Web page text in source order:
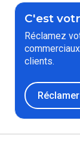
C'est
Réclamez
clients.